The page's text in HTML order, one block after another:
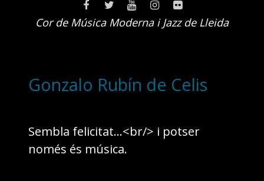
Cor de Música Moderna i Jazz de Lleida
Gonzalo Rubín de Celis
Sembla felicitat...<br/> i potser
només és música.